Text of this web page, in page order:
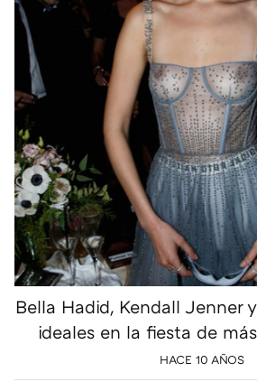
Bella Hadid, Kendall Jenner
ideales en la fiesta de
HACE 10 AÑOS